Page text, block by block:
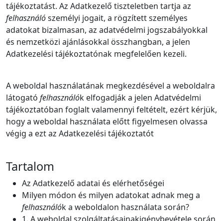
tájékoztatást. Az Adatkezelő tiszteletben tartja az
felhasználószemélyi jogait, a rögzített személyes
adatokat bizalmasan, az adatvédelmi jogszabályokkal
és nemzetközi ajánlásokkal összhangban, a jelen
Adatkezelési tájékoztatónak megfelelően kezeli.
A weboldal használatának megkezdésével a weboldalra
látogató felhasználók elfogadják a jelen Adatvédelmi
tájékoztatóban foglalt valamennyi feltételt, ezért kérjük,
hogy a weboldal használata előtt figyelmesen olvassa
végig a ezt az Adatkezelési tájékoztatót
Tartalom
Az Adatkezelő adatai és elérhetőségei
Milyen módon és milyen adatokat adnak meg a
felhasználók a weboldalon használata során?